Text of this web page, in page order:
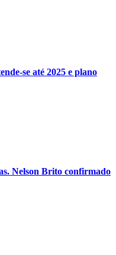
se até 2025 e plano
Nelson Brito confirmado